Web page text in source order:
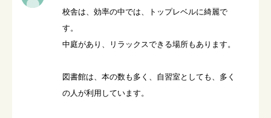
校舎は、効率の中では、トップレベルに綺麗で
す。
中庭があり、リラックスできる場所もあります。
図書館は、本の数も多く、自習室としても、多く
の人が利用しています。